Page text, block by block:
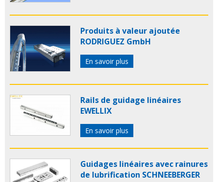
Produits à valeur ajoutée
RODRIGUEZ GmbH
En savoir plus
Rails de guidage linéaires
EWELLIX
En savoir plus
Guidages linéaires avec rainures
de lubrification SCHNEEBERGER